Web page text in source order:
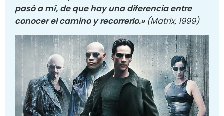
pasó a mí, de que hay una diferencia entre
conocer el camino y recorrerlo.» (Matrix, 1999)